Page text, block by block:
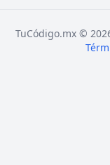
TuCódigo.mx ©